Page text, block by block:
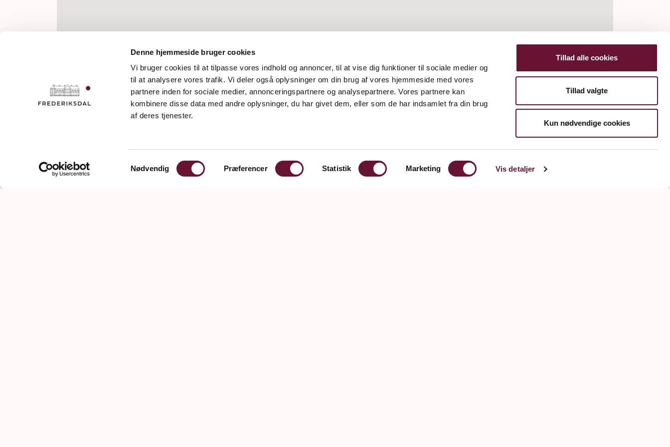
Denne hjemmeside bruger cookies
Vi bruger cookies til at tilpasse vores indhold og annoncer, til at vise dig funktioner til sociale medier og
til at analysere vores trafik. Vi deler også oplysninger om din brug af vores hjemmeside med vores
partnere inden for sociale medier, annonceringspartnere og analysepartnere. Vores partnere kan
kombinere disse data med andre oplysninger, du har givet dem, eller som de har indsamlet fra din brug
af deres tjenester.
Samtykkevalg
Nødvendig Præferencer Statistik Marketing Vis detaljer
Tillad alle cookies
Tillad valgte
Kun nødvendige cookies